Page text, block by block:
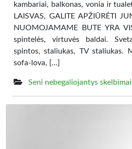
kambariai, balkonas, vonia ir
LAISVAS, GALITE APŽIŪRĖTI
NUOMOJAMAME BUTE YRA
spintelės, virtuvės baldai.
spintos, staliukas, TV staliukas.
sofa-lova, […]
Seni nebegaliojantys skelbimai